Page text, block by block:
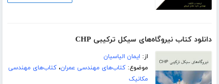
دانلود کتاب نیروگاه‌های سیکل ترکیبی CHP
از: ایمان الیاسیان
موضوع:کتاب‌های مهندسی عمران،کتاب‌های مهندسی
مکانیک